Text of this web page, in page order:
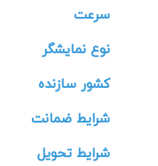
سرعت
نوع نمایشگر
کشور سازنده
شرایط ضمانت
شرایط تحویل